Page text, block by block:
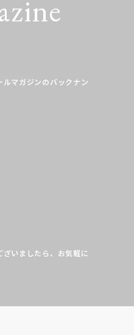
ルマガジンのバックナン
いましたら、 お気軽に